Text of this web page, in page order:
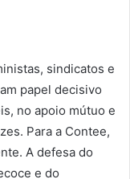
sindicatos e
papel decisivo
no apoio mútuo e
Para a Contee,
A defesa do
e do